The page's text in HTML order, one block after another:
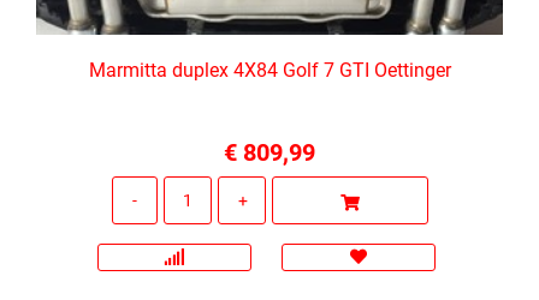
Marmitta duplex 4X84 Golf 7 GTI Oettinger
€ 809,99